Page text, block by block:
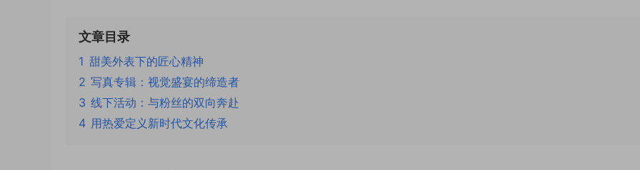
文章目录
1 甜美外表下的匠心精神
2 写真专辑：视觉盛宴的缔造者
3 线下活动：与粉丝的双向奔赴
4 用热爱定义新时代文化传承